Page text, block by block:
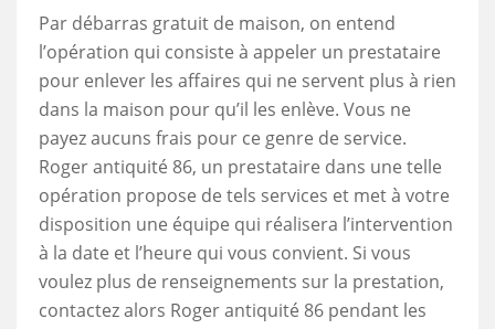
Par débarras gratuit de maison, on entend
l’opération qui consiste à appeler un prestataire
pour enlever les affaires qui ne servent plus à rien
dans la maison pour qu’il les enlève. Vous ne
payez aucuns frais pour ce genre de service.
Roger antiquité 86, un prestataire dans une telle
opération propose de tels services et met à votre
disposition une équipe qui réalisera l’intervention
à la date et l’heure qui vous convient. Si vous
voulez plus de renseignements sur la prestation,
contactez alors Roger antiquité 86 pendant les